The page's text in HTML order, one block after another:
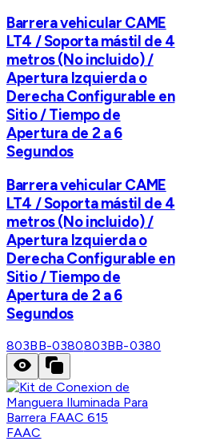
Barrera vehicular CAME
LT4 / Soporta mástil de 4
metros (No incluido) /
Apertura Izquierda o
Derecha Configurable en
Sitio / Tiempo de
Apertura de 2 a 6
Segundos
Barrera vehicular CAME
LT4 / Soporta mástil de 4
metros (No incluido) /
Apertura Izquierda o
Derecha Configurable en
Sitio / Tiempo de
Apertura de 2 a 6
Segundos
803BB-0380803BB-0380
FAAC